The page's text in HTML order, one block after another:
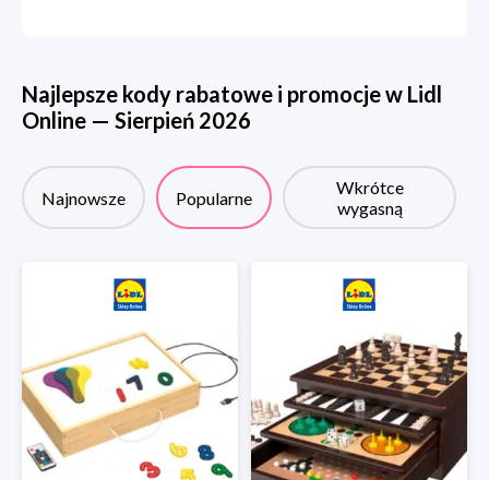
Najlepsze kody rabatowe i promocje w Lidl
Online — Sierpień 2026
Najnowsze Popularne
Wkrótce
wygasną